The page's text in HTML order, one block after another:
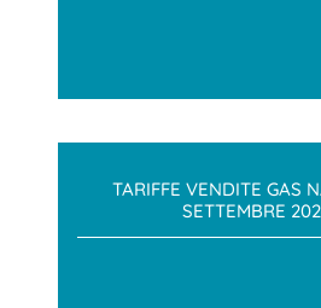
TARIFFE VENDITE GAS
SETTEMBRE